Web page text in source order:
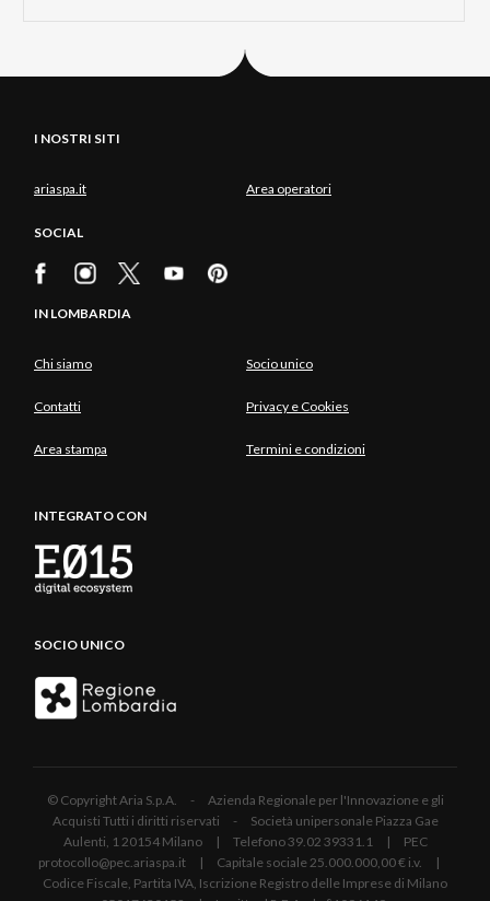
I NOSTRI SITI
ariaspa.it Area operatori
SOCIAL
IN LOMBARDIA
Chi siamo Socio unico
Contatti Privacy e Cookies
Area stampa Termini e condizioni
INTEGRATO CON
SOCIO UNICO
© Copyright Aria S.p.A. - Azienda Regionale per l'Innovazione e gli
Acquisti Tutti i diritti riservati - Società unipersonale Piazza Gae
Aulenti, 1 20154 Milano | Telefono 39.02 39331.1 | PEC
protocollo@pec.ariaspa.it | Capitale sociale 25.000.000,00 € i.v. |
Codice Fiscale, Partita IVA, Iscrizione Registro delle Imprese di Milano